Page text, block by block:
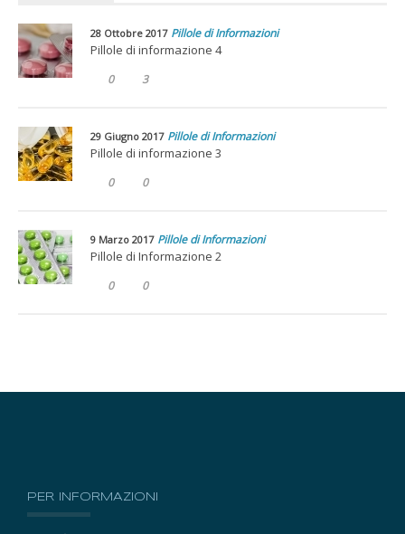
28 Ottobre 2017 Pillole di Informazioni
Pillole di informazione 4
0 3
29 Giugno 2017 Pillole di Informazioni
Pillole di informazione 3
0 0
9 Marzo 2017 Pillole di Informazioni
Pillole di Informazione 2
0 0
PER INFORMAZIONI